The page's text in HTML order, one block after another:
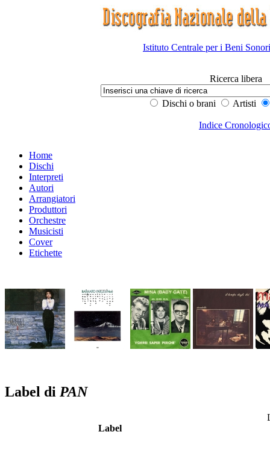
Istituto Centrale per i Beni
Ricerca libera
Dischi o brani Artisti
Indice
Home
Dischi
Interpreti
Autori
Arrangiatori
Produttori
Orchestre
Musicisti
Cover
Etichette
Label di PAN
Label